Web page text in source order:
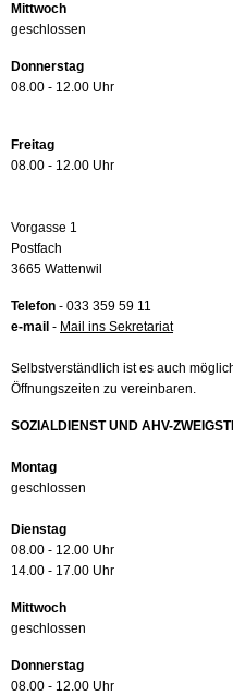
Mittwoch
geschlossen
Donnerstag
08.00 - 12.00 Uhr
Freitag
08.00 - 12.00 Uhr
Vorgasse 1
Postfach
3665 Wattenwil
Telefon - 033 359 59 11
e-mail - Mail ins Sekretariat
Selbstverständlich ist es auch
Öffnungszeiten zu vereinbaren.
SOZIALDIENST UND AHV-
Montag
geschlossen
Dienstag
08.00 - 12.00 Uhr
14.00 - 17.00 Uhr
Mittwoch
geschlossen
Donnerstag
08.00 - 12.00 Uhr